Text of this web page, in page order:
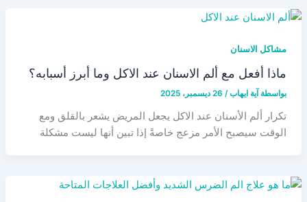
مشاكل الاسنان
ماذا أفعل مع ألم الاسنان عند الاكل وما أبرز أسبابه؟
بواسطة آية ايهاب/ 26 ديسمبر، 2025
تكرار ألم الأسنان عند الاكل يجعل المريض يشعر بالقلق ومع
الوقت سيصبح الأمر مزعج خاصةً إذا تبين أنها ليست مشكلة